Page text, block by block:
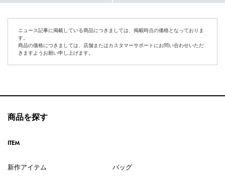
ニュース記事に掲載している商品につきましては、掲載時点の価格となっておりま
す。
商品の価格につきましては、店舗またはカスタマーサポートにお問い合わせいただ
きますようお願い申し上げます。
商品を探す
ITEM
新作アイテム バッグ